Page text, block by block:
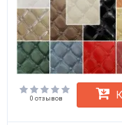
0 отзывов